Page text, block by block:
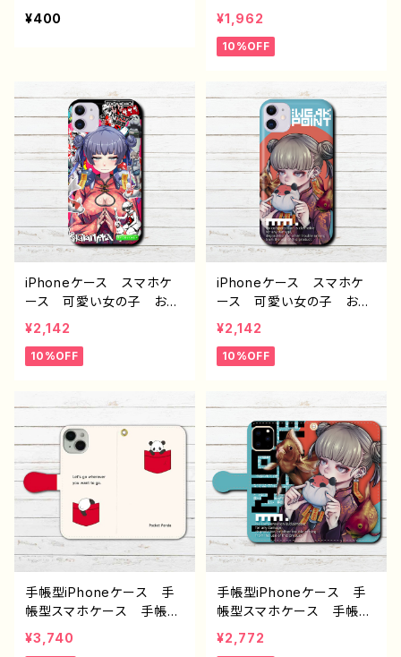
選び方 iPhoneケース A
ル etc. 手帳型 全機種
対応
¥400
るかわ 可愛い おもしろ
スマホケース 面白いiPho
neケース ユニーク ネタ
OS Xperia Googlepix
el 人気 イラストレータ
ー クリエイター 絵師
個性的 Android アンド
ロイド 携帯 ハード ケ
ース グッズ スマホカバ
ー アイフォンケース 悪
いことを言うパンダ タイト
ル：ラーメンについて悪いこ
と言うパンダ 子パンダ付
き 作：こさつね G-6
¥1,962
10%OFF
iPhoneケース スマホケ
ース 可愛い女の子 おし
ゃれ服 かっこいい女子
イラスト 病みかわいい
メンヘラ ヤンデレ エモ
Xperia Galaxy OPP
O BASIO Android ア
ンドロイド ケース おすす
め 個性的 JK 女子高
校生 セーラー服 銀髪
生足 ツインテール フー
ド パーカー 人気 イラ
ストレーター 絵師 クリ
エイター グッズ タイト
ル：柴田ヰコpattern15
作：柴田ヰコ G-6
¥2,142
10%OFF
iPhoneケース スマホケ
ース 可愛い女の子 おし
ゃれ服 イラスト 病みか
わいい エモい チャイナ
服 パンダ 金魚 高校
おすすめ 個性的 And
roid アンドロイド ケー
ス 人気 イラストレータ
ー 絵師 クリエイター
オリジナル デザイン グッ
ズ タイトル：柴田ヰコpatt
ern13 作：柴田ヰコ G-6
¥2,142
10%OFF
手帳型iPhoneケース 手
帳型スマホケース 手帳
型 全機種対応 おしゃ
れ かわいい 動物 イラ
¥3,740
手帳型iPhoneケース 手
帳型スマホケース 手帳
型 全機種対応 可愛い女
の子 おしゃれ服 イラス
¥2,772